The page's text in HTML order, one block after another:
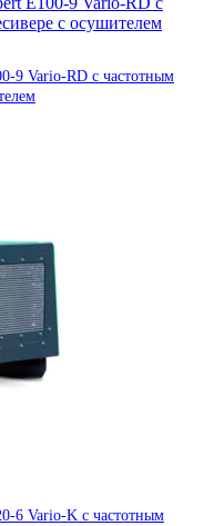
9 Vario-RD с частотным
6 Vario-K с частотным